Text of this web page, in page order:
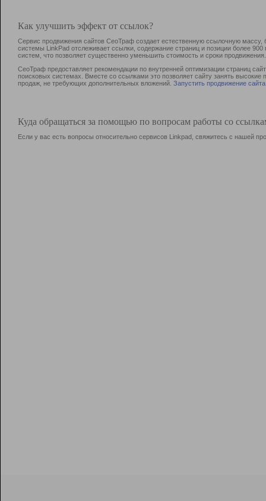
Как улучшить эффект от ссылок?
Сервис продвижения сайтов СеоТраф создает естественную ссылочную
системы LinkPad отслеживает ссылки, содержание страниц и позиции более
систем, что позволяет существенно уменьшить стоимость и сроки продвижения.
СеоТраф предоставляет рекомендации по внутренней оптимизации страниц
поисковых системах. Вместе со ссылками это позволяет сайту занять
продаж, не требующих дополнительных вложений. Запустить продвижение сайта
Куда обращаться за помощью по вопросам работы со
Если у вас есть вопросы относительно сервисов Linkpad, свяжитесь с нашей